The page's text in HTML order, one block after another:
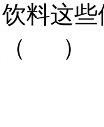
料这
（ ）
分
分